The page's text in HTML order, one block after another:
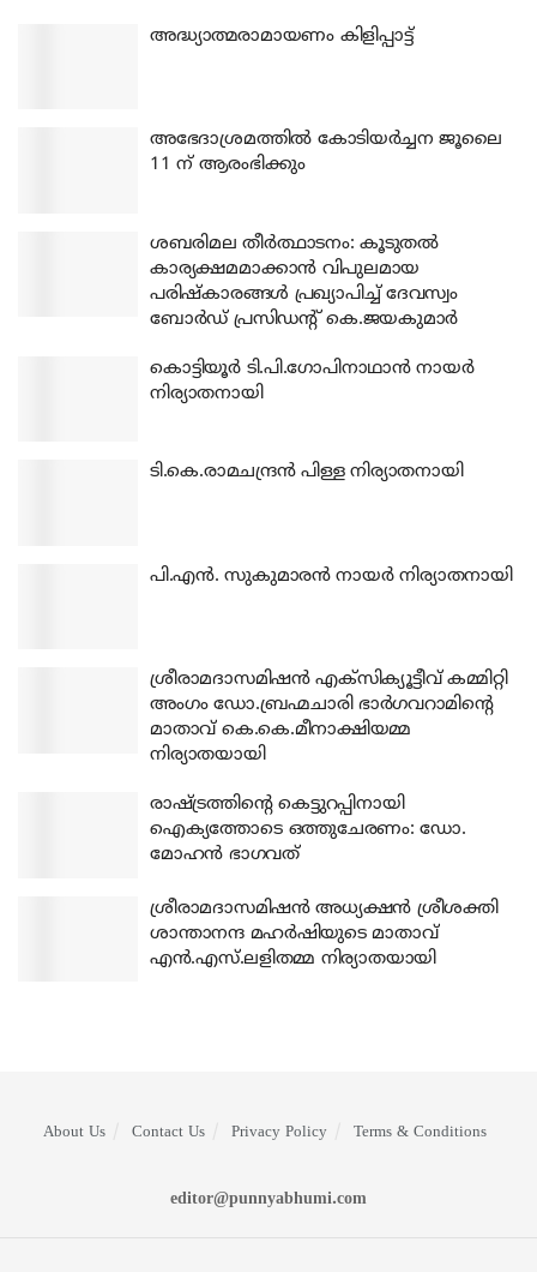
അദ്ധ്യാത്മരാമായണം കിളിപ്പാട്ട്
അഭേദാശ്രമത്തില്‍ കോടിയര്‍ച്ചന ജൂലൈ
11 ന് ആരംഭിക്കും
ശബരിമല തീര്‍ത്ഥാടനം: കൂടുതല്‍
കാര്യക്ഷമമാക്കാന്‍ വിപുലമായ
പരിഷ്‌കാരങ്ങള്‍ പ്രഖ്യാപിച്ച് ദേവസ്വം
ബോര്‍ഡ് പ്രസിഡന്റ് കെ.ജയകുമാര്‍
കൊട്ടിയൂര്‍ ടി.പി.ഗോപിനാഥാന്‍ നായര്‍
നിര്യാതനായി
ടി.കെ.രാമചന്ദ്രന്‍ പിള്ള നിര്യാതനായി
പി.എന്‍. സുകുമാരന്‍ നായര്‍ നിര്യാതനായി
ശ്രീരാമദാസമിഷന്‍ എക്‌സിക്യൂട്ടീവ് കമ്മിറ്റി
അംഗം ഡോ.ബ്രഹ്മചാരി ഭാര്‍ഗവറാമിന്റെ
മാതാവ് കെ.കെ.മീനാക്ഷിയമ്മ
നിര്യാതയായി
രാഷ്ട്രത്തിന്റെ കെട്ടുറപ്പിനായി
ഐക്യത്തോടെ ഒത്തുചേരണം: ഡോ.
മോഹന്‍ ഭാഗവത്
ശ്രീരാമദാസമിഷന്‍ അധ്യക്ഷന്‍ ശ്രീശക്തി
ശാന്താനന്ദ മഹര്‍ഷിയുടെ മാതാവ്
എന്‍.എസ്.ലളിതമ്മ നിര്യാതയായി
About Us Contact Us Privacy Policy Terms & Conditions
editor@punnyabhumi.com